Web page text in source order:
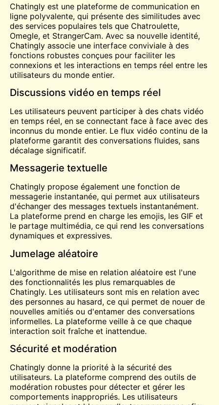
Chatingly est une plateforme de communication en
ligne polyvalente, qui présente des similitudes avec
des services populaires tels que Chatroulette,
Omegle, et StrangerCam. Avec sa nouvelle identité,
Chatingly associe une interface conviviale à des
fonctions robustes conçues pour faciliter les
connexions et les interactions en temps réel entre les
utilisateurs du monde entier.
Discussions vidéo en temps réel
Les utilisateurs peuvent participer à des chats vidéo
en temps réel, en se connectant face à face avec des
inconnus du monde entier. Le flux vidéo continu de la
plateforme garantit des conversations fluides, sans
décalage significatif.
Messagerie textuelle
Chatingly propose également une fonction de
messagerie instantanée, qui permet aux utilisateurs
d'échanger des messages textuels instantanément.
La plateforme prend en charge les emojis, les GIF et
le partage multimédia, ce qui rend les conversations
dynamiques et expressives.
Jumelage aléatoire
L'algorithme de mise en relation aléatoire est l'une
des fonctionnalités les plus remarquables de
Chatingly. Les utilisateurs sont mis en relation avec
des personnes au hasard, ce qui permet de nouer de
nouvelles amitiés ou d'entamer des conversations
informelles. La plateforme veille à ce que chaque
interaction soit fraîche et inattendue.
Sécurité et modération
Chatingly donne la priorité à la sécurité des
utilisateurs. La plateforme comprend des outils de
modération robustes pour détecter et gérer les
comportements inappropriés. Les utilisateurs